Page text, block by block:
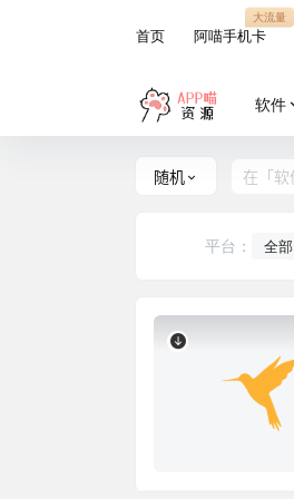
首页 阿喵手机卡
大流量
软件
随机
平台： 全部